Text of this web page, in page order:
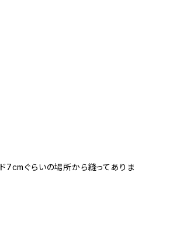
ぐらいの場所から縫ってありま